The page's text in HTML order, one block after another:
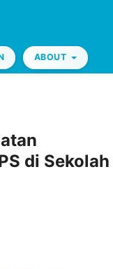
ABOUT
di Sekolah